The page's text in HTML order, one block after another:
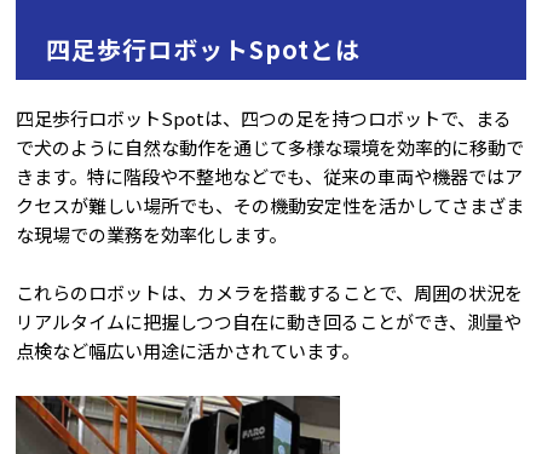
四足歩行ロボットSpotとは
四足歩行ロボットSpotは、四つの足を持つロボットで、まる
で犬のように自然な動作を通じて多様な環境を効率的に移動で
きます。特に階段や不整地などでも、従来の車両や機器ではア
クセスが難しい場所でも、その機動安定性を活かしてさまざま
な現場での業務を効率化します。
これらのロボットは、カメラを搭載することで、周囲の状況を
リアルタイムに把握しつつ自在に動き回ることができ、測量や
点検など幅広い用途に活かされています。